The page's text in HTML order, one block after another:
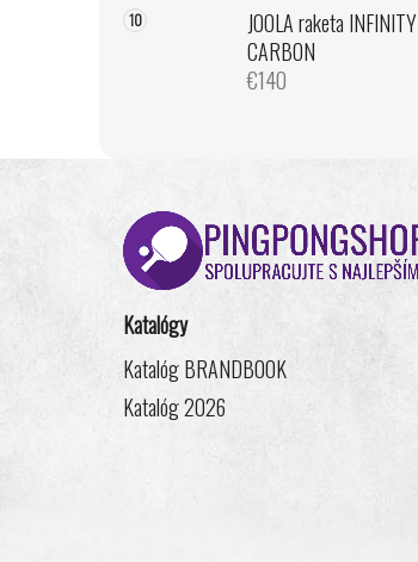
JOOLA raketa INFINITY
CARBON
€140
Katalógy
Katalóg BRANDBOOK
Katalóg 2026